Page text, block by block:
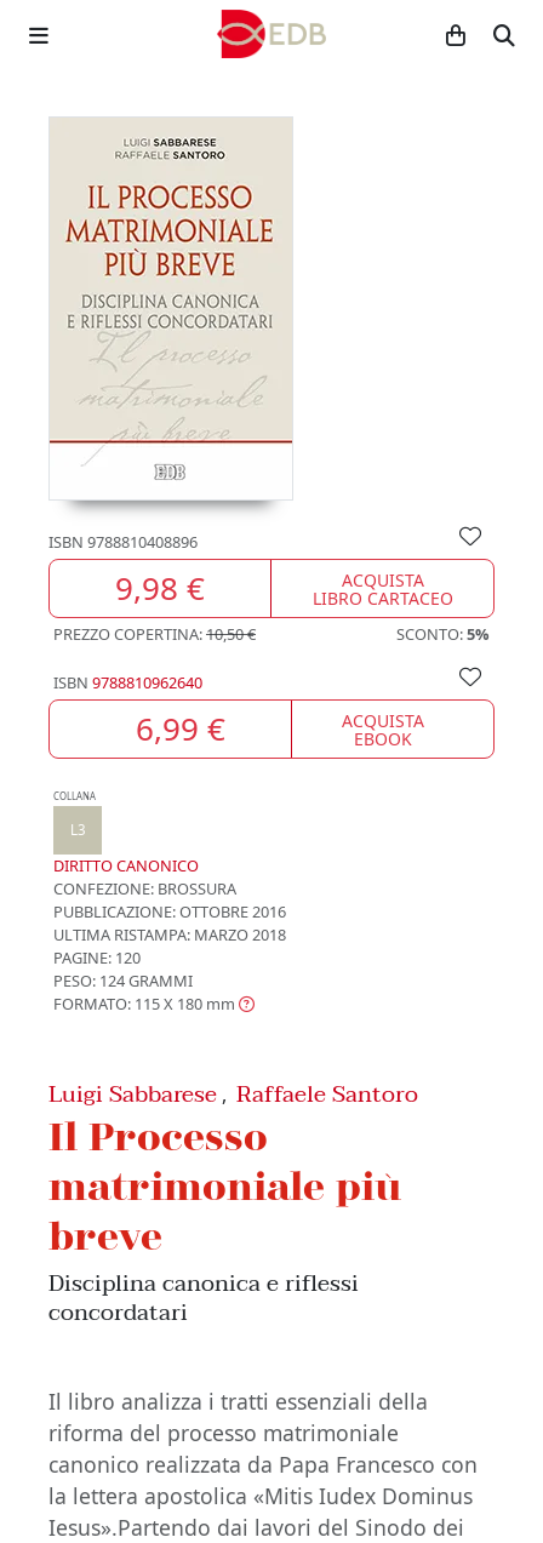
ISBN 9788810408896
9,98 € ACQUISTA
LIBRO CARTACEO
PREZZO COPERTINA:10,50 € SCONTO:5%
ISBN 9788810962640
6,99 € ACQUISTA
EBOOK
COLLANA
L3
DIRITTO CANONICO
CONFEZIONE: BROSSURA
PUBBLICAZIONE:OTTOBRE 2016
ULTIMA RISTAMPA: MARZO 2018
PAGINE: 120
PESO: 124 GRAMMI
FORMATO: 115 X 180 mm
Luigi Sabbarese , Raffaele Santoro
Il Processo
matrimoniale più
breve
Disciplina canonica e riflessi
concordatari
Il libro analizza i tratti essenziali della
riforma del processo matrimoniale
canonico realizzata da Papa Francesco con
la lettera apostolica «Mitis Iudex Dominus
Iesus».Partendo dai lavori del Sinodo dei